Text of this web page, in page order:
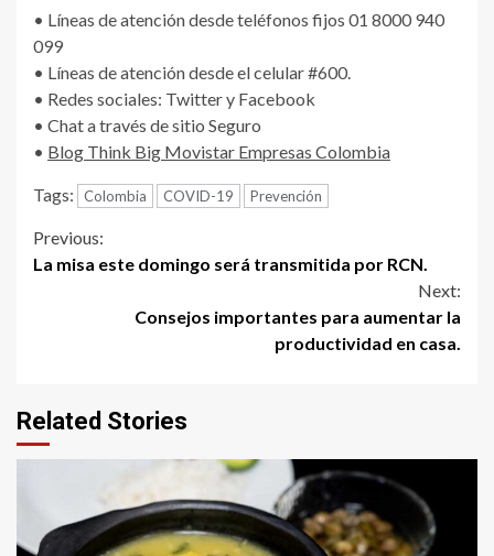
• Líneas de atención desde teléfonos fijos 01 8000 940
099
• Líneas de atención desde el celular #600.
• Redes sociales: Twitter y Facebook
• Chat a través de sitio Seguro
• Blog Think Big Movistar Empresas Colombia
Tags: Colombia COVID-19 Prevención
Continue
Previous:
La misa este domingo será transmitida por RCN.
Next:
Consejos importantes para aumentar la
productividad en casa.
Related Stories